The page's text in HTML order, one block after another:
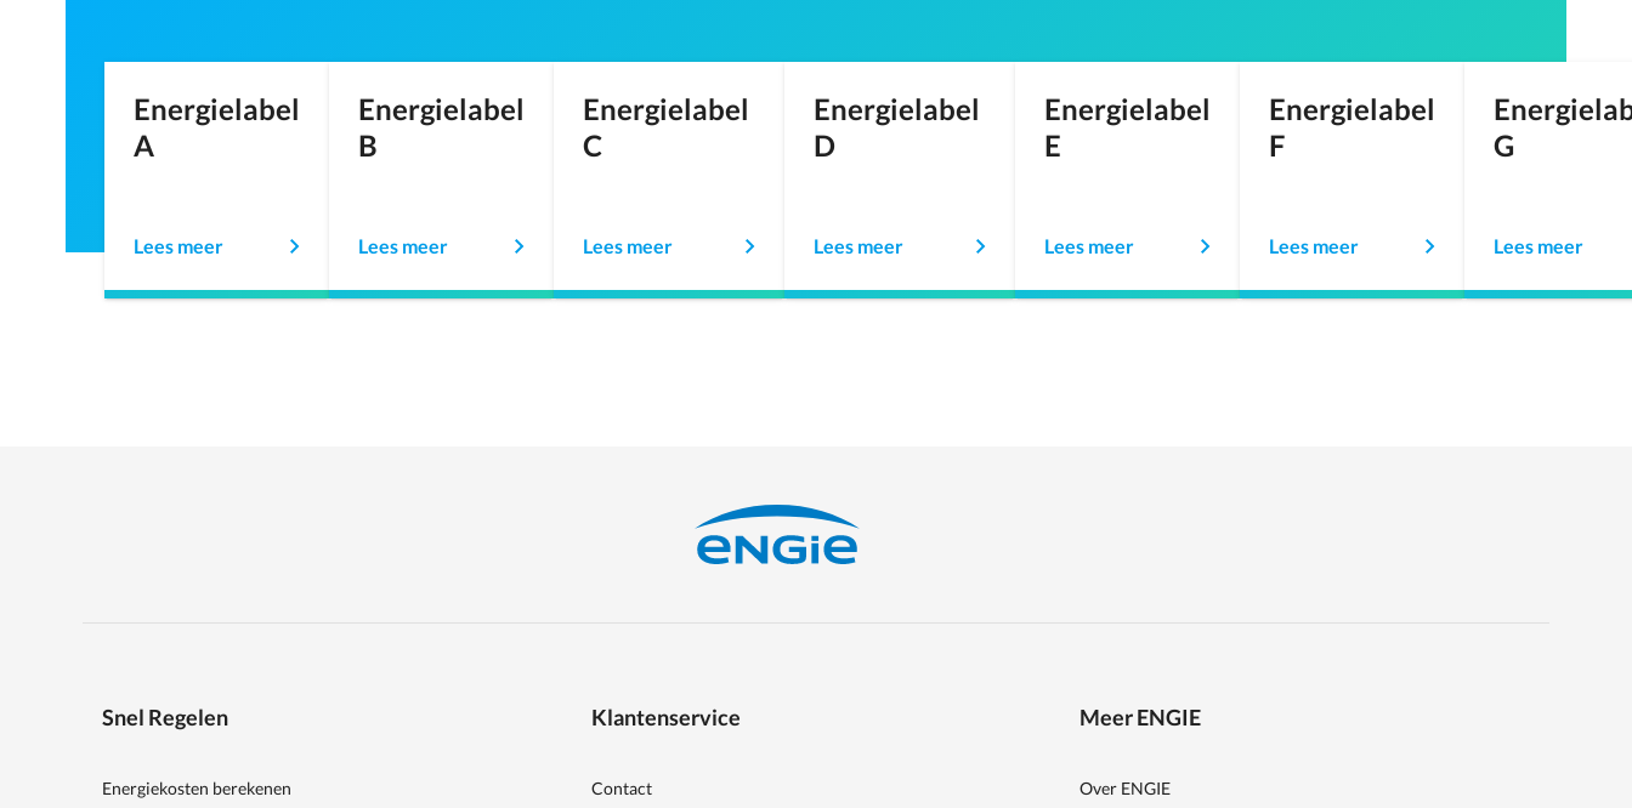
Energielabel
A
Lees meer
Energielabel
B
Lees meer
Energielabel
C
Lees meer
Energielabel
D
Lees meer
Energielabel
E
Lees meer
Energielabel
F
Lees meer
G
Lees meer
Snel Regelen
Energiekosten berekenen
Klantenservice
Contact
Meer ENGIE
Over ENGIE